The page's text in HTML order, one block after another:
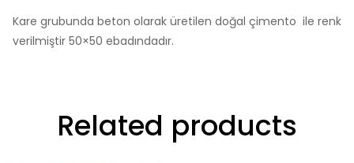
Kare grubunda beton olarak üretilen doğal çimento ile renk
verilmiştir 50×50 ebadındadır.
Related products